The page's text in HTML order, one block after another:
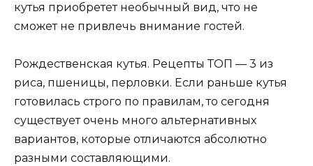
кутья приобретет необычный вид, что не
сможет не привлечь внимание гостей.
Рождественская кутья. Рецепты ТОП — 3 из
риса, пшеницы, перловки. Если раньше кутья
готовилась строго по правилам, то сегодня
существует очень много альтернативных
вариантов, которые отличаются абсолютно
разными составляющими.